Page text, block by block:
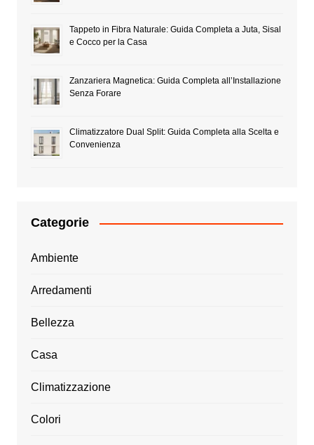
Tappeto in Fibra Naturale: Guida Completa a Juta, Sisal
e Cocco per la Casa
Zanzariera Magnetica: Guida Completa all’Installazione
Senza Forare
Climatizzatore Dual Split: Guida Completa alla Scelta e
Convenienza
Categorie
Ambiente
Arredamenti
Bellezza
Casa
Climatizzazione
Colori